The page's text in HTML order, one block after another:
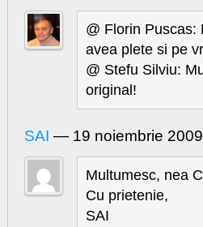
@ Florin Puscas:
avea plete si pe
@ Stefu Silviu:
original!
SAI — 19 noiembrie
Multumesc, nea
Cu prietenie,
SAI